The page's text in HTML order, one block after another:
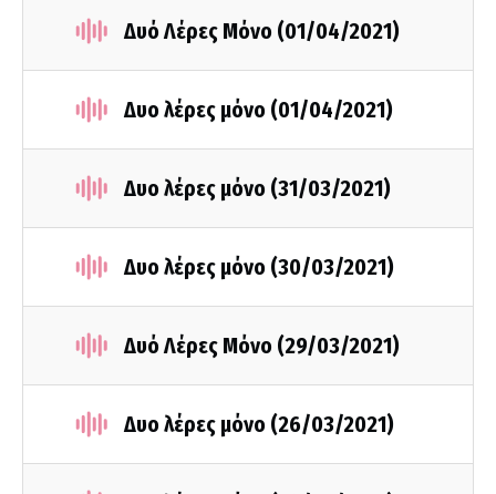
Δυό Λέρες Μόνο (01/04/2021)
Δυο λέρες μόνο (01/04/2021)
Δυο λέρες μόνο (31/03/2021)
Δυο λέρες μόνο (30/03/2021)
Δυό Λέρες Μόνο (29/03/2021)
Δυο λέρες μόνο (26/03/2021)